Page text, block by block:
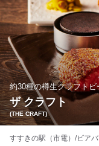
約30種の樽生クラフト
ザ クラフト
(THE CRAFT)
すすきの駅（市電）/ビア